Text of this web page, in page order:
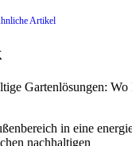
Artikel
Gartenlösungen:
in eine
nachhaltigen